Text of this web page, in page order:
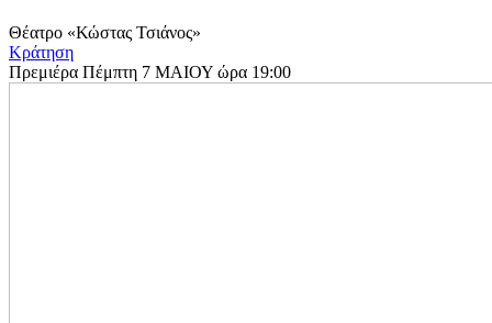
Θέατρο «Κώστας Τσιάνος»
Κράτηση
Πρεμιέρα Πέμπτη 7 ΜΑΙΟΥ ώρα 19:00